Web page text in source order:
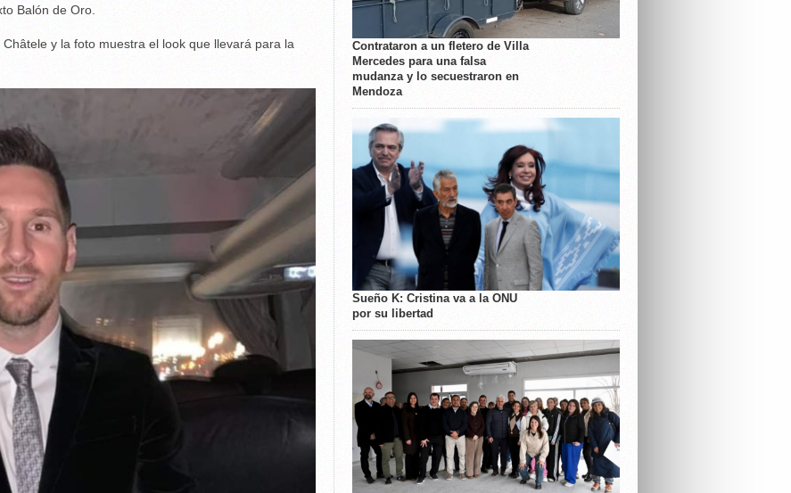
Balón de Oro.
y la foto muestra el look que llevará para la
Contrataron a un fletero de Villa
Mercedes para una falsa
mudanza y lo secuestraron en
Mendoza
Sueño K: Cristina va a la ONU
por su libertad